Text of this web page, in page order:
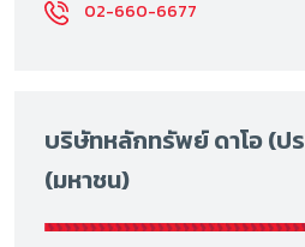
02-660-6677
บริษัทหลักทรัพย์ ดาโอ (ป
(มหาชน)